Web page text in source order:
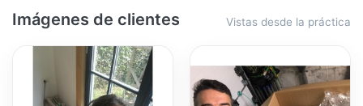
Imágenes de clientes Vistas desde la práctica